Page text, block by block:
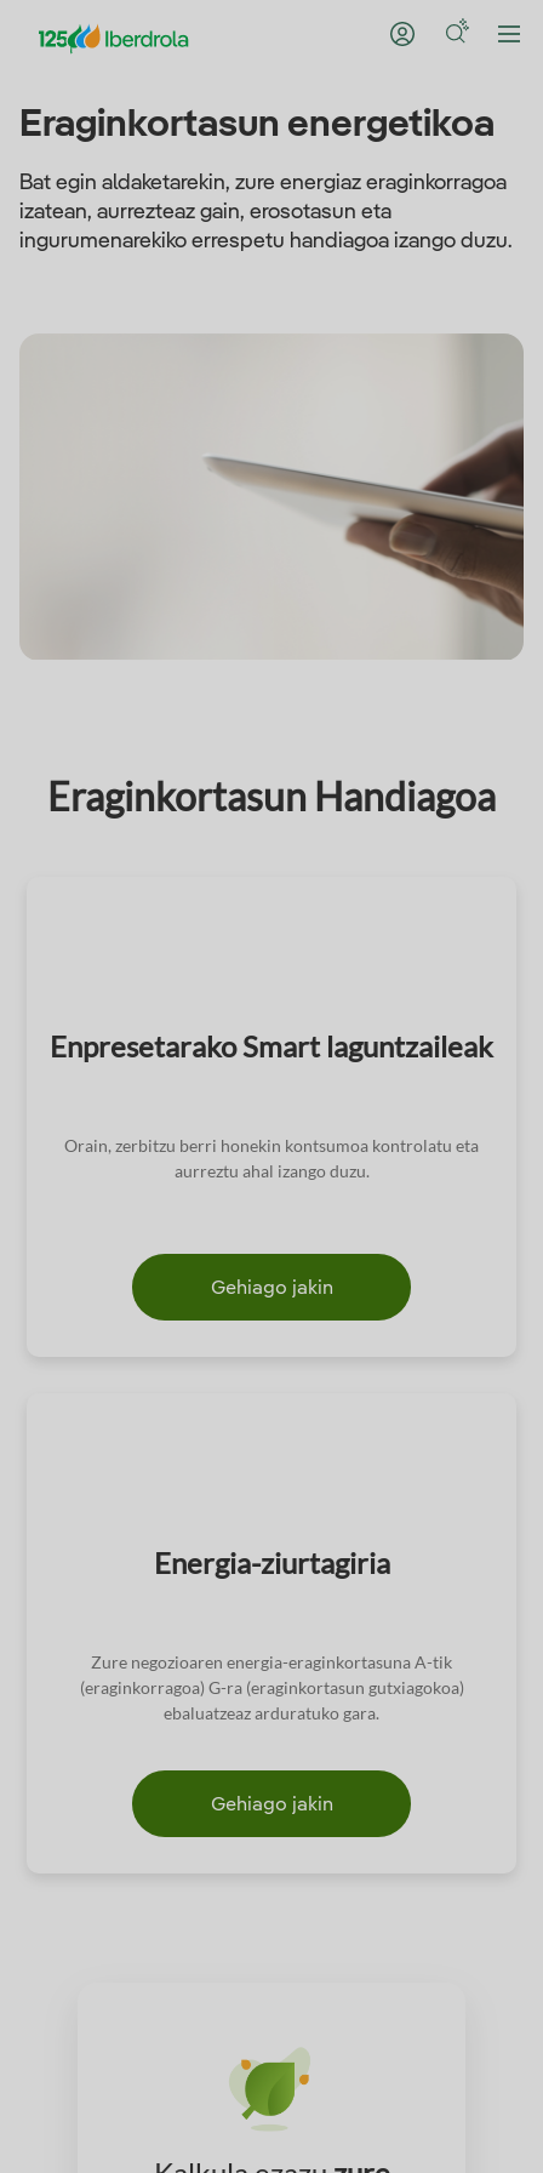
Eraginkortasun energetikoa
Bat egin aldaketarekin, zure energiaz eraginkorragoa
izatean, aurrezteaz gain, erosotasun eta
ingurumenarekiko errespetu handiagoa izango duzu.
Eraginkortasun Handiagoa
Enpresetarako Smart laguntzaileak
Orain, zerbitzu berri honekin kontsumoa kontrolatu eta
aurreztu ahal izango duzu.
Gehiago jakin
Energia-ziurtagiria
Zure negozioaren energia-eraginkortasuna A-tik
(eraginkorragoa) G-ra (eraginkortasun gutxiagokoa)
ebaluatzeaz arduratuko gara.
Gehiago jakin